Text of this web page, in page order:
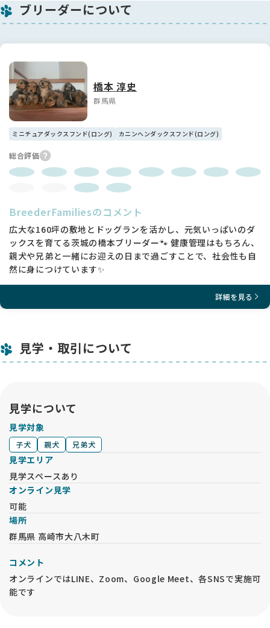
ブリーダーについて
橋本 淳史
群馬県
ミニチュアダックスフンド(ロング) カニンヘンダックスフンド(ロング)
総合評価
BreederFamiliesのコメント
広大な160坪の敷地とドッグランを活かし、元気いっぱいのダ
ックスを育てる茨城の橋本ブリーダー🐾 健康管理はもちろん、
親犬や兄弟と一緒にお迎えの日まで過ごすことで、社会性も自
然に身につけています✨
詳細を見る
見学・取引について
見学について
見学対象
子犬 親犬 兄弟犬
見学エリア
見学スペースあり
オンライン見学
可能
場所
群馬県 高崎市大八木町
コメント
オンラインではLINE、Zoom、Google Meet、各SNSで実施可
能です